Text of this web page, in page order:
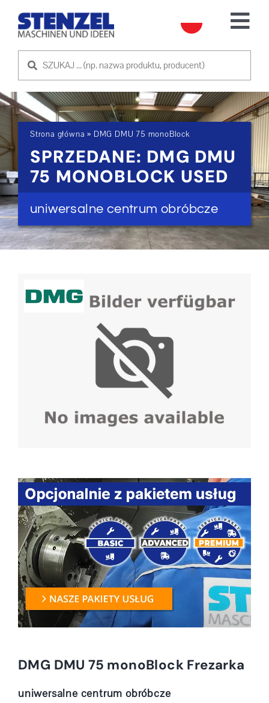
UŻYWANE MASZYNY
SPRZEDAM MASZYNĘ
USŁUGA
O NAS
SKONTAKTUJ SIĘ Z NAMI
Strona główna » DMG DMU 75 monoBlock
SPRZEDANE: DMG DMU
75 MONOBLOCK USED
uniwersalne centrum obróbcze
DMG DMU 75 monoBlock Frezarka
uniwersalne centrum obróbcze